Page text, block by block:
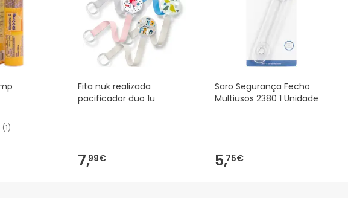
(1)
Fita nuk realizada
pacificador duo 1u
7,99€
Saro Segurança Fecho
Multiusos 2380 1 Unidade
5,75€